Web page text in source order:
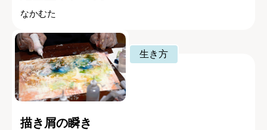
なかむた
生き方
描き屑の瞬き